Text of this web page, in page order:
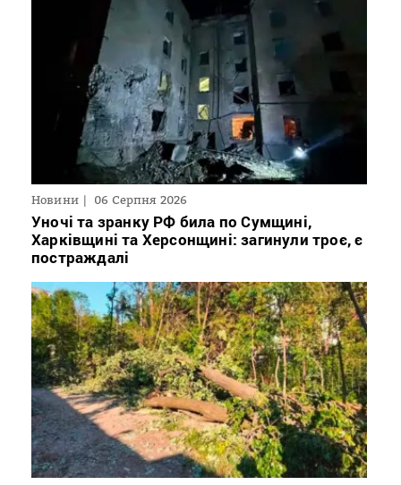
Новини 06 Серпня 2026
Уночі та зранку РФ била по Сумщині,
Харківщині та Херсонщині: загинули троє, є
постраждалі